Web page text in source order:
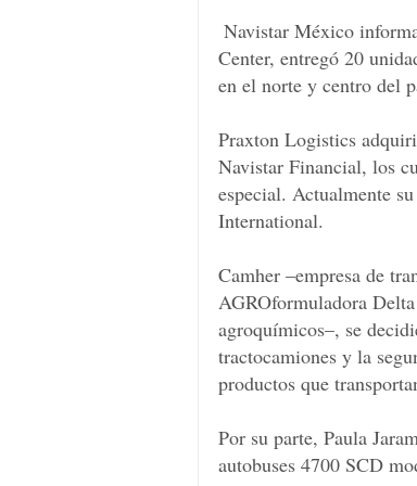
Navistar México
Center, entregó 20
en el norte y centro del
Praxton Logistics
Navistar Financial, los
especial. Actualmente
International.
Camher –empresa de
AGROformuladora
agroquímicos–, se
tractocamiones y la
productos que
Por su parte, Paula
autobuses 4700 SCD